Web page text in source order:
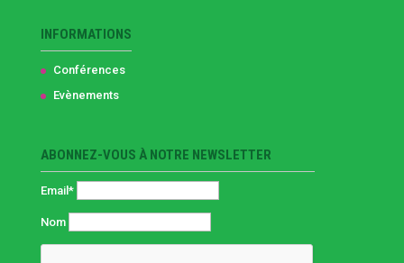
INFORMATIONS
Conférences
Evènements
ABONNEZ-VOUS À NOTRE NEWSLETTER
Email*
Nom